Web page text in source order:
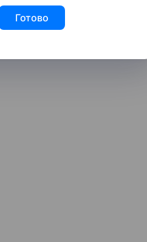
перед
их сна.
Готово